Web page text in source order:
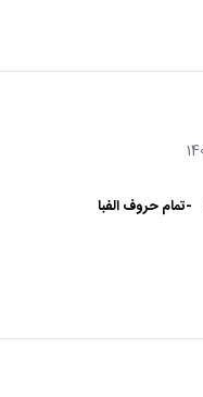
-تمام حروف الفبا